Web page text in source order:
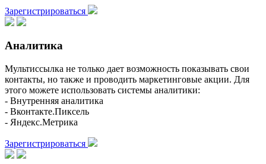
Зарегистрироваться
Аналитика
Мультиссылка не только дает возможность показывать свои
контакты, но также и проводить маркетинговые акции. Для
этого можете использовать системы аналитики:
- Внутренняя аналитика
- Вконтакте.Пиксель
- Яндекс.Метрика
Зарегистрироваться